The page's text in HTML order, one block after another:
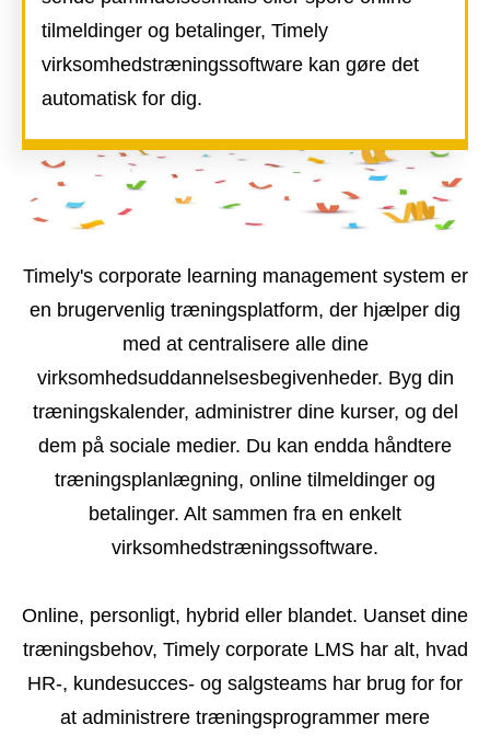
tilmeldinger og betalinger, Timely
virksomhedstræningssoftware kan gøre det
automatisk for dig.
Timely's corporate learning management system er
en brugervenlig træningsplatform, der hjælper dig
med at centralisere alle dine
virksomhedsuddannelsesbegivenheder. Byg din
træningskalender, administrer dine kurser, og del
dem på sociale medier. Du kan endda håndtere
træningsplanlægning, online tilmeldinger og
betalinger. Alt sammen fra en enkelt
virksomhedstræningssoftware.
Online, personligt, hybrid eller blandet. Uanset dine
træningsbehov, Timely corporate LMS har alt, hvad
HR-, kundesucces- og salgsteams har brug for for
at administrere træningsprogrammer mere